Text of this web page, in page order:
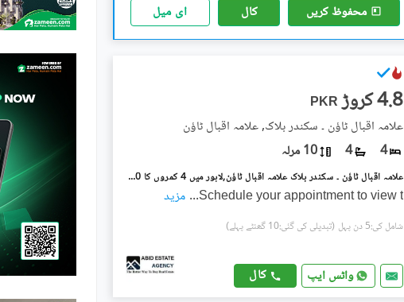
محفوظ کریں کال ای میل
PKR 4.8 کروڑ
علامہ اقبال ٹاؤن ۔ سکندر بلاک, علامہ اقبال ٹاؤن
4
4 10 مرلہ
علامہ اقبال ٹاؤن ۔ سکندر بلاک علامہ اقبال ٹاؤن,لاہور میں 4 کمروں کا 10 مرلہ مکان 4.8 کروڑ میں برائے فروخت۔
Schedule your appointment to view t
... مزید
شامل کی:5 دن پہل (تبدیلی کی گئی:10 گھنٹے پہلے)
واٹس ایپ کال